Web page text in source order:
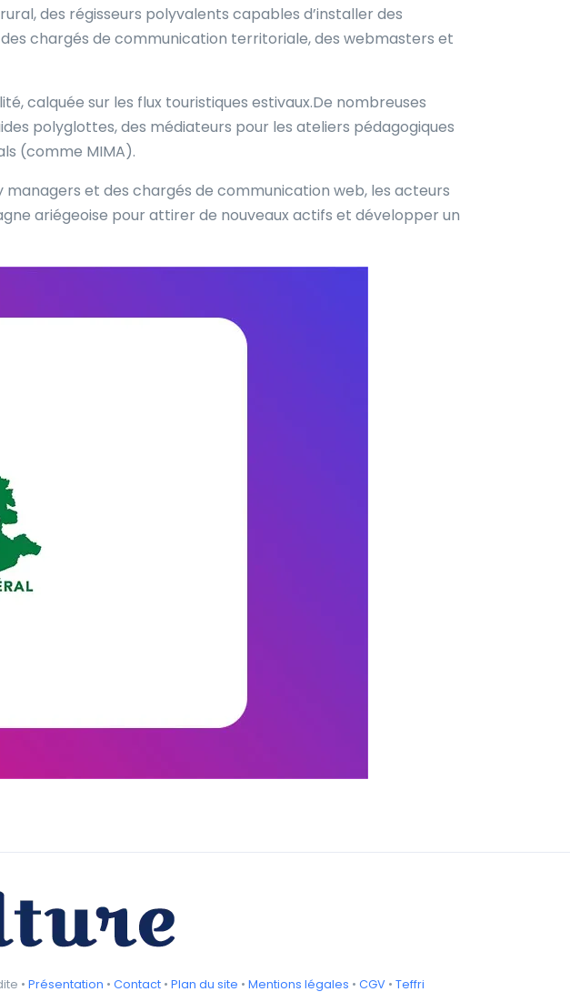
des régisseurs polyvalents capables d’installer des
chargés de communication territoriale, des webmasters et
calquée sur les flux touristiques estivaux.De nombreuses
polyglottes, des médiateurs pour les ateliers pédagogiques
(comme MIMA).
et des chargés de communication web, les acteurs
ariégeoise pour attirer de nouveaux actifs et développer un
• Présentation • Contact • Plan du site • Mentions légales • CGV • Teffri